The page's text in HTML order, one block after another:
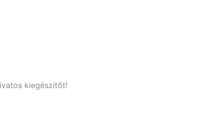
kiegészítőt!